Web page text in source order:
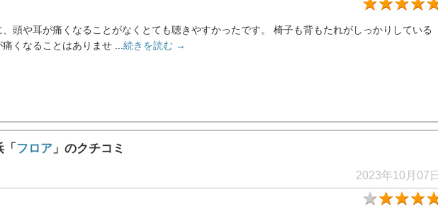
頭や耳が痛くなることがなくとても聴きやすかったです。 椅子も背もたれがしっかりしている
くなることはありませ ... 続きを読む →
フロア 」のクチコミ
2023年10月07日